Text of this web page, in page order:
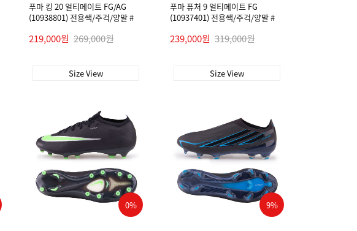
푸마 킹 20 얼티메이트 FG/AG
(10938801) 전용쌕/주걱/양말 #
219,000원 269,000원
Size View
푸마 퓨처 9 얼티메이트 FG
(10937401) 전용쌕/주걱/양말 #
239,000원 319,000원
Size View
0% 9%